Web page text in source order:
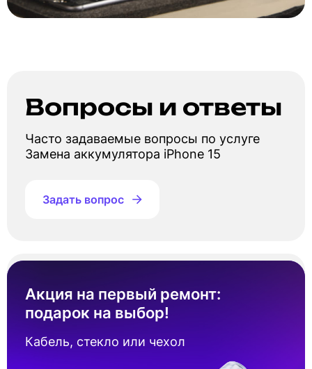
Вопросы и ответы
Часто задаваемые вопросы по услуге
Замена аккумулятора iPhone 15
Задать вопрос
Акция на первый ремонт:
подарок на выбор!
Кабель, стекло или чехол
15?
Стоимость замена аккумулятора Айфон 15
составляет 4 790 ₽. Это фиксированная цена,
включающая все необходимые работы и